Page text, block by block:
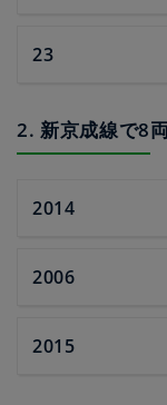
23
2. 新京成線で8
2014
2006
2015